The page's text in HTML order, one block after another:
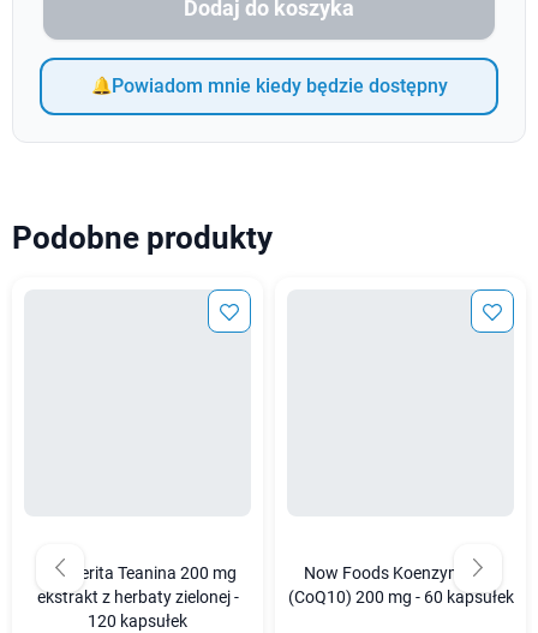
Dodaj do koszyka
Powiadom mnie kiedy będzie dostępny
Podobne produkty
Medverita Teanina 200 mg
ekstrakt z herbaty zielonej -
120 kapsułek
Now Foods Koenzym Q10
(CoQ10) 200 mg - 60 kapsułek